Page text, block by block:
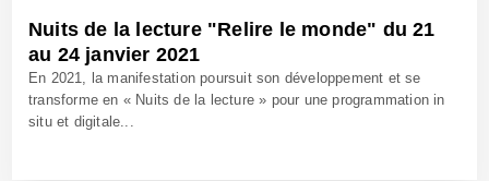
Nuits de la lecture "Relire le monde" du 21
au 24 janvier 2021
En 2021, la manifestation poursuit son développement et se
transforme en « Nuits de la lecture » pour une programmation in
situ et digitale...